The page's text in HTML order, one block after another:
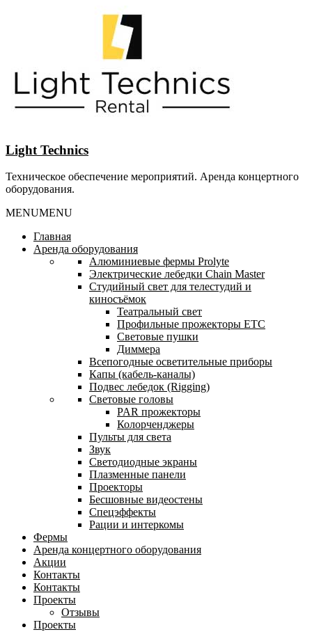
Light Technics
Техническое обеспечение мероприятий. Аренда концертного
оборудования.
MENUMENU
Главная
Аренда оборудования
Алюминиевые фермы Prolyte
Электрические лебедки Chain Master
Студийный свет для телестудий и
киносъёмок
Театральный свет
Профильные прожекторы ETC
Световые пушки
Диммера
Всепогодные осветительные приборы
Капы (кабель-каналы)
Подвес лебедок (Rigging)
Световые головы
PAR прожекторы
Колорченджеры
Пульты для света
Звук
Светодиодные экраны
Плазменные панели
Проекторы
Бесшовные видеостены
Спецэффекты
Рации и интеркомы
Фермы
Аренда концертного оборудования
Акции
Контакты
Контакты
Проекты
Отзывы
Проекты